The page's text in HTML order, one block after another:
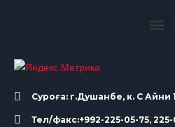
Суроға: г.Душанбе, к. С Айни
Тел/факс:+992-225-05-75, 225-